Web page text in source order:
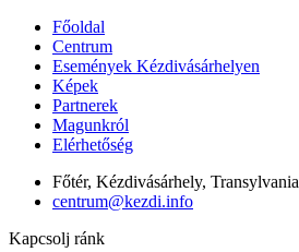
Főoldal
Centrum
Események Kézdivásárhelyen
Képek
Partnerek
Magunkról
Elérhetőség
Főtér, Kézdivásárhely, Transylvania
centrum@kezdi.info
Kapcsolj ránk